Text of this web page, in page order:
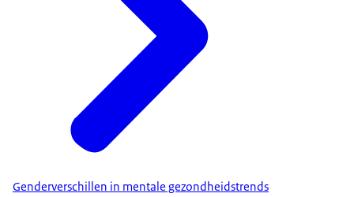
Genderverschillen in mentale gezondheidstrends